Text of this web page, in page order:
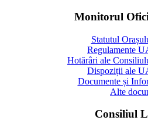
Monitorul
Statutul
Regulamente
Hotărâri ale
Dispoziții ale
Documente și
Alte
Consiliul